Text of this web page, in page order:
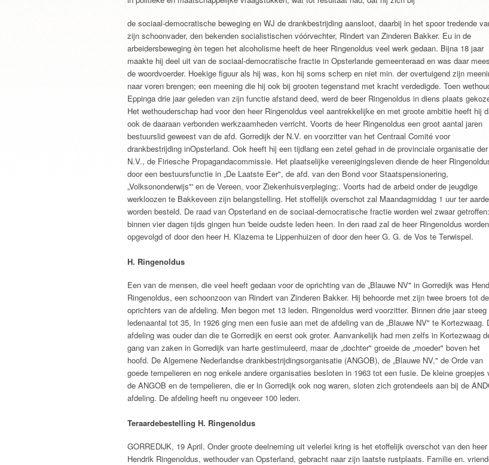
de sociaal-democratische beweging en WJ de drankbestrijding aansloot, daarbij in het spoor tredende
zijn schoonvader, den bekenden socialistischen vóórvechter, Rindert van Zinderen Bakker. Eu in de
arbeidersbeweging èn tegen het alcoholisme heeft de heer Ringenoldus veel werk gedaan. Bijna 18 jaar
maakte hij deel uit van de sociaal-democratische fractie in Opsterlande gemeenteraad en was daar
de woordvoerder. Hoekige figuur als hij was, kon hij soms scherp en niet min. der overtuigend zijn
naar voren brengen; een meening die hij ook bij grooten tegenstand met kracht verdedigde. Toen
Eppinga drie jaar geleden van zijn functie afstand deed, werd de beer Ringenoldus in diens plaats
Het wethouderschap had voor den heer Ringenoldus veel aantrekkelijke en met groote ambitie heeft hij
ook de daaraan verbonden werkzaamheden verricht. Voorts de heer Ringenoldus een groot aantal jaren
bestuurslid geweest van de afd. Gorredijk der N.V. en voorzitter van het Centraal Comité voor
drankbestrijding inOpsterland. Ook heeft hij een tijdlang een zetel gehad in de provinciale organisatie der
N.V., de Firiesche Propagandacommissie. Het plaatselijke vereenigingsleven diende de heer
door een bestuursfunctie in „De Laatste Eer", de afd. van den Bond voor Staatspensionering,
„Volksononderwijs"' en de Vereen, voor Ziekenhuisverpleging;. Voorts had de arbeid onder de jeugdige
werkloozen te Bakkeveen zijn belangstelling. Het stoffelijk overschot zal Maandagmiddag 1 uur ter aarde
worden besteld. De raad van Opsterland en de sociaal-democratische fractie worden wel zwaar getroffen:
binnen vier dagen tijds gingen hun 'beide oudste leden heen. In den raad zal de heer Ringenoldus worden
opgevolgd of door den heer H. Klazema te Lippenhuizen of door den heer G. G. de Vos te Terwispel.
H. Ringenoldus
Een van de mensen, die veel heeft gedaan voor de oprichting van de „Blauwe NV" in Gorredijk was
Ringenoldus, een schoonzoon van Rindert van Zinderen Bakker. Hij behoorde met zijn twee broers tot de
oprichters van de afdeling. Men begon met 13 leden. Ringenoldus werd voorzitter. Binnen drie jaar steeg
ledenaantal tot 35, In 1926 ging men een fusie aan met de afdeling van de „Blauwe NV" te Kortezwaag.
afdeling was ouder dan die te Gorredijk en eerst ook groter. Aanvankelijk had men zelfs in Kortezwaag
gang van zaken in Gorredijk van harte gestimuleerd, maar de „dochter" groeide de „moeder" boven het
hoofd. De Algemene Nederlandse drankbestrijdingsorganisatie (ANGOB), de „Blauwe NV," de Orde van
goede tempelieren en nog enkele andere organisaties besloten in 1963 tot een fusie. De kleine groepjes
de ANGOB en de tempelieren, die er in Gorredijk ook nog waren, sloten zich grotendeels aan bij de
afdeling. De afdeling heeft nu ongeveer 100 leden.
Teraardebestelling H. Ringenoldus
GORREDIJK, 19 April. Onder groote deelneming uit velerlei kring is het etoffelijk overschot van den heer
Hendrik Ringenoldus, wethouder van Opsterland, gebracht naar zijn laatste rustplaats. Familie en.